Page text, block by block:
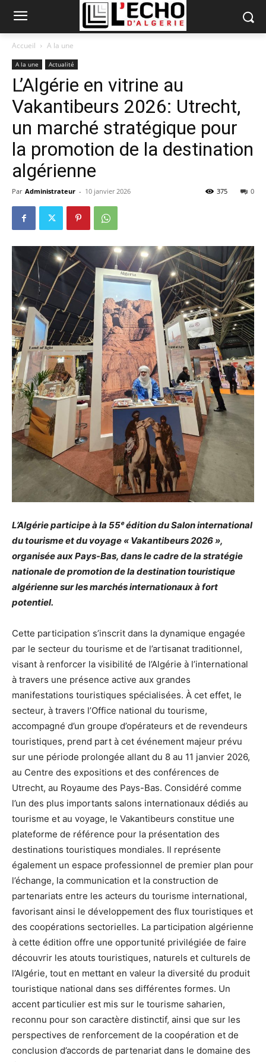
Accueil A la une
A la une Actualité
L’Algérie en vitrine au
Vakantibeurs 2026: Utrecht,
un marché stratégique pour
la promotion de la destination
algérienne
Par Administrateur - 10 janvier 2026 0
375
L’Algérie participe à la 55ᵉ édition du Salon international
du tourisme et du voyage « Vakantibeurs 2026 »,
organisée aux Pays-Bas, dans le cadre de la stratégie
nationale de promotion de la destination touristique
algérienne sur les marchés internationaux à fort
potentiel.
Cette participation s’inscrit dans la dynamique engagée
par le secteur du tourisme et de l’artisanat traditionnel,
visant à renforcer la visibilité de l’Algérie à l’international
à travers une présence active aux grandes
manifestations touristiques spécialisées. À cet effet, le
secteur, à travers l’Office national du tourisme,
accompagné d’un groupe d’opérateurs et de revendeurs
touristiques, prend part à cet événement majeur prévu
sur une période prolongée allant du 8 au 11 janvier 2026,
au Centre des expositions et des conférences de
Utrecht, au Royaume des Pays-Bas. Considéré comme
l’un des plus importants salons internationaux dédiés au
tourisme et au voyage, le Vakantibeurs constitue une
plateforme de référence pour la présentation des
destinations touristiques mondiales. Il représente
également un espace professionnel de premier plan pour
l’échange, la communication et la construction de
partenariats entre les acteurs du tourisme international,
favorisant ainsi le développement des flux touristiques et
des coopérations sectorielles. La participation algérienne
à cette édition offre une opportunité privilégiée de faire
découvrir les atouts touristiques, naturels et culturels de
l’Algérie, tout en mettant en valeur la diversité du produit
touristique national dans ses différentes formes. Un
accent particulier est mis sur le tourisme saharien,
reconnu pour son caractère distinctif, ainsi que sur les
perspectives de renforcement de la coopération et de
conclusion d’accords de partenariat dans le domaine des